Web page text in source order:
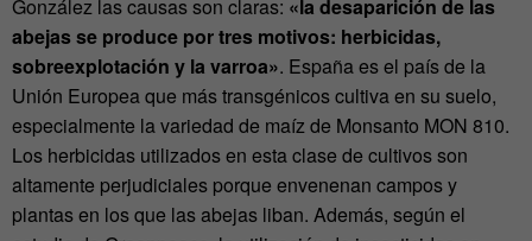
González las causas son claras: «la desaparición de las
abejas se produce por tres motivos: herbicidas,
sobreexplotación y la varroa». España es el país de la
Unión Europea que más transgénicos cultiva en su suelo,
especialmente la variedad de maíz de Monsanto MON 810.
Los herbicidas utilizados en esta clase de cultivos son
altamente perjudiciales porque envenenan campos y
plantas en los que las abejas liban. Además, según el